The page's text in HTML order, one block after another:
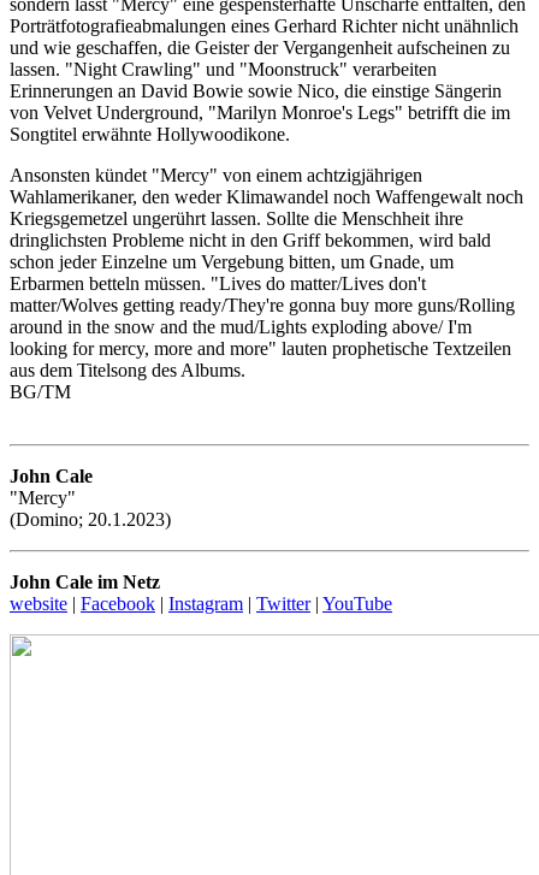
sondern lässt "Mercy" eine gespensterhafte Unschärfe entfalten, den
Porträtfotografieabmalungen eines Gerhard Richter nicht unähnlich
und wie geschaffen, die Geister der Vergangenheit aufscheinen zu
lassen. "Night Crawling" und "Moonstruck" verarbeiten
Erinnerungen an David Bowie sowie Nico, die einstige Sängerin
von Velvet Underground, "Marilyn Monroe's Legs" betrifft die im
Songtitel erwähnte Hollywoodikone.
Ansonsten kündet "Mercy" von einem achtzigjährigen
Wahlamerikaner, den weder Klimawandel noch Waffengewalt noch
Kriegsgemetzel ungerührt lassen. Sollte die Menschheit ihre
dringlichsten Probleme nicht in den Griff bekommen, wird bald
schon jeder Einzelne um Vergebung bitten, um Gnade, um
Erbarmen betteln müssen. "Lives do matter/Lives don't
matter/Wolves getting ready/They're gonna buy more guns/Rolling
around in the snow and the mud/Lights exploding above/ I'm
looking for mercy, more and more" lauten prophetische Textzeilen
aus dem Titelsong des Albums.
BG/TM
John Cale
"Mercy"
(Domino; 20.1.2023)
John Cale im Netz
website | Facebook | Instagram | Twitter| YouTube